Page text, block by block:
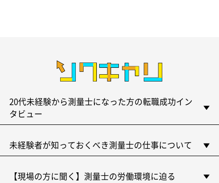
20代未経験から測量士になった方の転職成功イン
タビュー
未経験者が知っておくべき測量士の仕事について
【現場の方に聞く】測量士の労働環境に迫る